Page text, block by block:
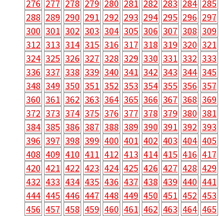
276 277 278 279 280 281 282 283 284 285
288 289 290 291 292 293 294 295 296 297
300 301 302 303 304 305 306 307 308 309
312 313 314 315 316 317 318 319 320 321
324 325 326 327 328 329 330 331 332 333
336 337 338 339 340 341 342 343 344 345
348 349 350 351 352 353 354 355 356 357
360 361 362 363 364 365 366 367 368 369
372 373 374 375 376 377 378 379 380 381
384 385 386 387 388 389 390 391 392 393
396 397 398 399 400 401 402 403 404 405
408 409 410 411 412 413 414 415 416 417
420 421 422 423 424 425 426 427 428 429
432 433 434 435 436 437 438 439 440 441
444 445 446 447 448 449 450 451 452 453
456 457 458 459 460 461 462 463 464 465